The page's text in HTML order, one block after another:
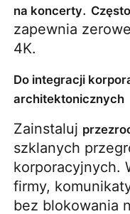
na koncerty.
zapewnia
4K.
Do integracji
architektonicznych
Zainstaluj
szklanych
korporacyjnych.
firmy,